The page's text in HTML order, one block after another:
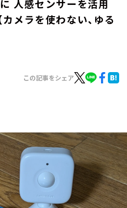
人感センサーを活用
カメラを使わない、ゆる
この記事をシェア